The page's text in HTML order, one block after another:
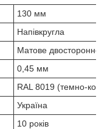
130 мм
Напівкругла
Матове двостороннє
0,45 мм
RAL 8019 (темно-
Україна
10 років